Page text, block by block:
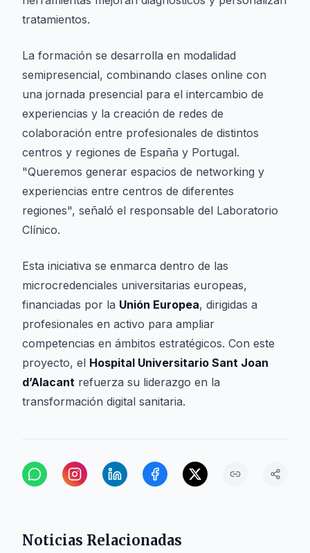
tratamientos.
La formación se desarrolla en modalidad
semipresencial, combinando clases online con
una jornada presencial para el intercambio de
experiencias y la creación de redes de
colaboración entre profesionales de distintos
centros y regiones de España y Portugal.
"Queremos generar espacios de networking y
experiencias entre centros de diferentes
regiones", señaló el responsable del Laboratorio
Clínico.
Esta iniciativa se enmarca dentro de las
microcredenciales universitarias europeas,
financiadas por la Unión Europea, dirigidas a
profesionales en activo para ampliar
competencias en ámbitos estratégicos. Con este
proyecto, el Hospital Universitario Sant Joan
d’Alacant refuerza su liderazgo en la
transformación digital sanitaria.
Noticias Relacionadas